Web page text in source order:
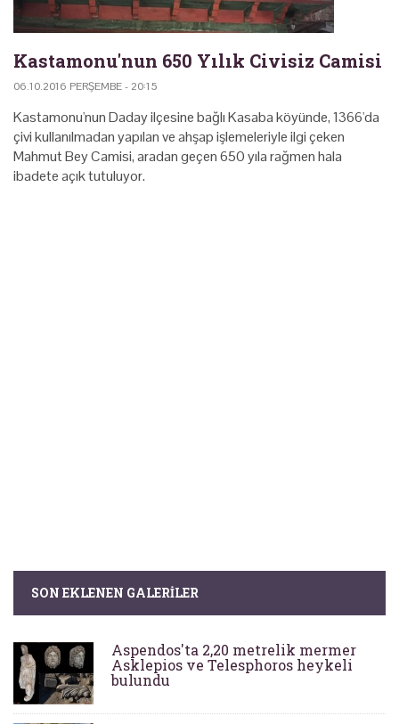
Kastamonu'nun 650 Yılık Civisiz Camisi
06.10.2016 PERŞEMBE - 20:15
Kastamonu'nun Daday ilçesine bağlı Kasaba köyünde, 1366'da
çivi kullanılmadan yapılan ve ahşap işlemeleriyle ilgi çeken
Mahmut Bey Camisi, aradan geçen 650 yıla rağmen hala
ibadete açık tutuluyor.
SON EKLENEN GALERILER
Aspendos'ta 2,20 metrelik mermer
Asklepios ve Telesphoros heykeli
bulundu